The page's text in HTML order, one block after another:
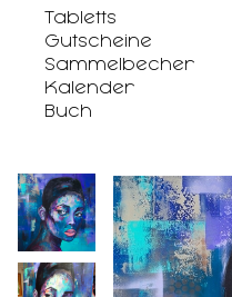
Tabletts
Gutscheine
Sammelbecher
Kalender
Buch